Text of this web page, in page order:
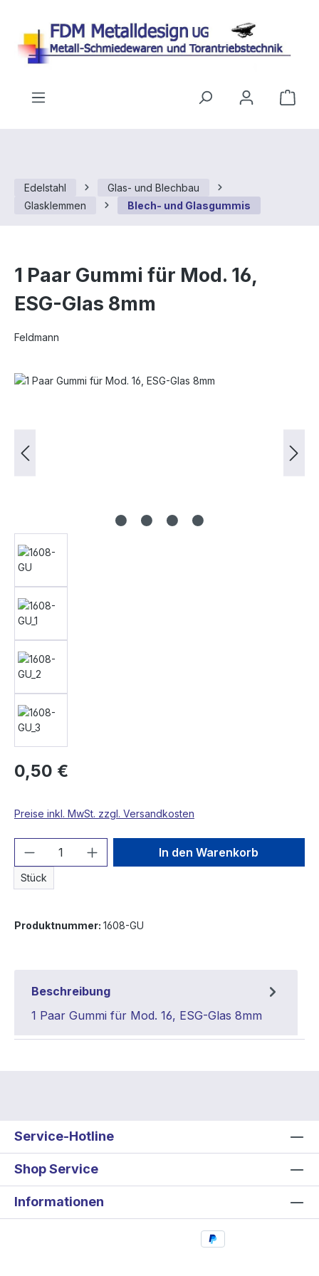
Edelstahl
Glas- und Blechbau
Glasklemmen
Blech- und Glasgummis
1 Paar Gummi für Mod. 16,
ESG-Glas 8mm
Feldmann
Bildergalerie überspringen
0,50 €
Preise inkl. MwSt. zzgl. Versandkosten
Produkt Anzahl: Gib den
Stück
In den Warenkorb
Produktnummer: 1608-GU
Beschreibung
1 Paar Gummi für Mod. 16, ESG-Glas 8mm
Service-Hotline
Shop Service
Informationen